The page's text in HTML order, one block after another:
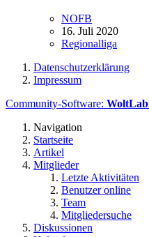
NOFB
16. Juli 2020
Regionalliga
Datenschutzerklärung
Impressum
Community-Software:
Navigation
Startseite
Artikel
Mitglieder
Letzte Aktivitäten
Benutzer online
Team
Mitgliedersuche
Diskussionen